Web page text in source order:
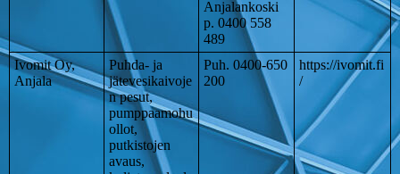
Anjalankoski
p. 0400 558
489
Ivomit Oy,
Anjala
Puhda- ja
jätevesikaivoje
n pesut,
pumppaamohu
ollot,
putkistojen
avaus,
Puh. 0400-650
200
https://ivomit.fi
/